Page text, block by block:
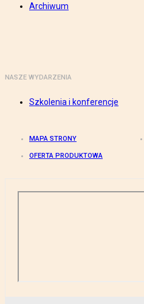
Archiwum
NASZE WYDARZENIA
Szkolenia i konferencje
MAPA STRONY
OFERTA PRODUKTOWA